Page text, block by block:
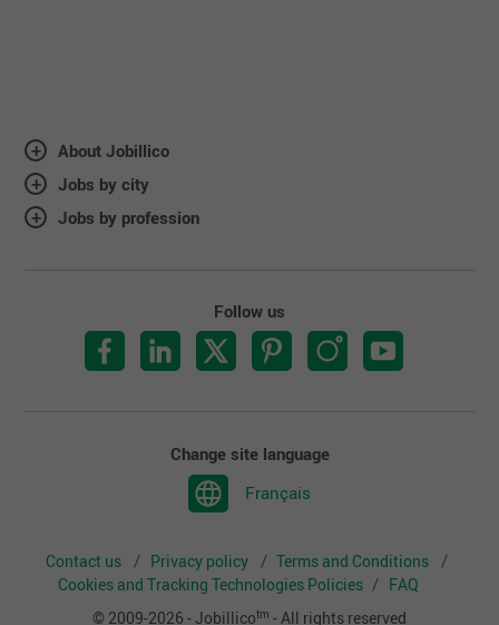
About Jobillico
Jobs by city
Jobs by profession
Follow us
Change site language
Français
Contact us Privacy policy
Terms and Conditions
Cookies and Tracking Technologies Policies
FAQ
© 2009-2026 - Jobillicotm - All rights reserved